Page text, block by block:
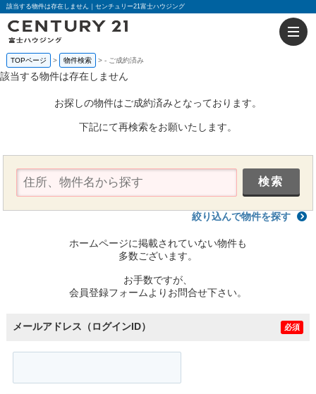
該当する物件は存在しません｜センチュリー21富士ハウジング
TOPページ 物件検索 - ご成約済み
該当する物件は存在しません
お探しの物件はご成約済みとなっております。
下記にて再検索をお願いたします。
絞り込んで物件を探す
ホームページに掲載されていない物件も
多数ございます。
お手数ですが、
会員登録フォームよりお問合せ下さい。
メールアドレス（ログインID） 必須